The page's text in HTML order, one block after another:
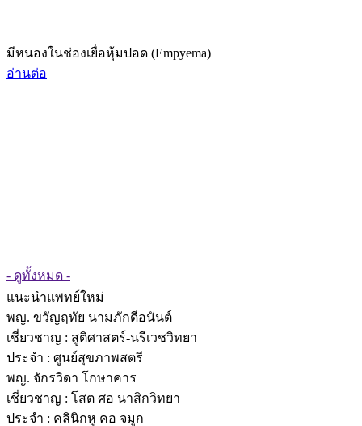
มีหนองในช่องเยื่อหุ้มปอด (Empyema)
อ่านต่อ
- ดูทั้งหมด -
แนะนำแพทย์ใหม่
พญ. ขวัญฤทัย นามภักดีอนันต์
เชี่ยวชาญ : สูติศาสตร์-นรีเวชวิทยา
ประจำ : ศูนย์สุขภาพสตรี
พญ. จักรวิดา โกษาคาร
เชี่ยวชาญ : โสต ศอ นาสิกวิทยา
ประจำ : คลินิกหู คอ จมูก